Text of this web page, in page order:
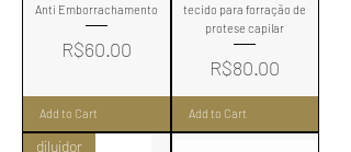
Anti Emborrachamento
Price
R$60.00
Add to Cart
tecido para forração de
protese capilar
Price
R$80.00
Add to Cart
diluidor